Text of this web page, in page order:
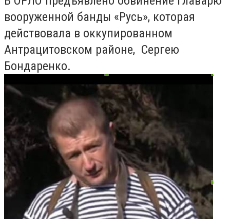
вооруженной банды «Русь», которая
действовала в оккупированном
Антрацитовском районе, Сергею
Бондаренко.